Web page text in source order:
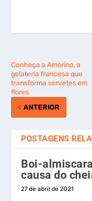
Conheça a Amorino, a
gelateria francesa que
transforma sorvetes em
flores
ANTERIOR
POSTAGENS
Boi-
causa do
27 de abril de 2021